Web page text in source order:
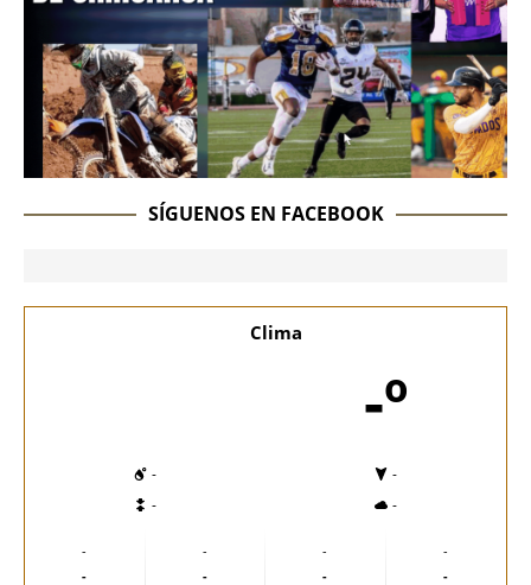
SÍGUENOS EN FACEBOOK
Clima
-º
-
-
-
-
-
-
-
-
-
-
-
-